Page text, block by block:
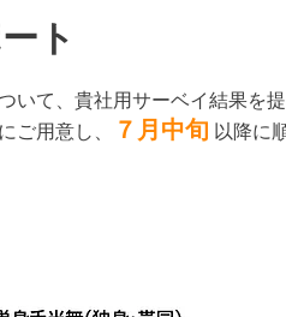
ト
いて、貴社用サーベイ結果を
ご用意し、​ ７月中旬 以降に